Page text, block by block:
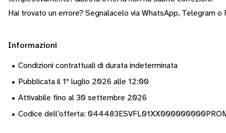
Hai trovato un errore? Segnalacelo via WhatsApp, Telegram o
Informazioni
• Condizioni contrattuali di durata indeterminata
• Pubblicata il 1º luglio 2026 alle 12:00
• Attivabile fino al 30 settembre 2026
• Codice dell’offerta: